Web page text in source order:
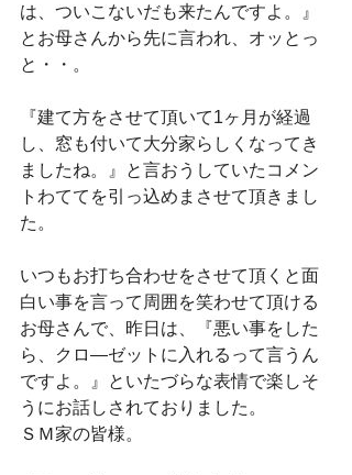
は、ついこないだも来たんですよ。』
とお母さんから先に言われ、オッとっ
と・・。
『建て方をさせて頂いて1ヶ月が経過
し、窓も付いて大分家らしくなってき
ましたね。』と言おうしていたコメン
トわててを引っ込めまさせて頂きまし
た。
いつもお打ち合わせをさせて頂くと面
白い事を言って周囲を笑わせて頂ける
お母さんで、昨日は、『悪い事をした
ら、クロ―ゼットに入れるって言うん
ですよ。』といたづらな表情で楽しそ
うにお話しされておりました。
ＳＭ家の皆様。